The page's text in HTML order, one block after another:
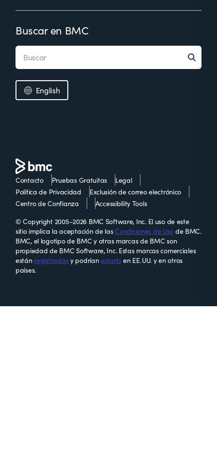
Buscar en BMC
English
Contacto Pruebas Gratuitas
Legal
Política de Privacidad
Exclusión de correo electrónico
Centro de Confianza
Accessibility Tools
© Copyright 2005–2026 BMC Software, Inc. El uso de este
sitio implica la aceptación de lasCondiciones de Uso de BMC.
BMC, el logotipo de BMC y otras marcas de BMC son
propiedad de BMC Software, Inc. Estas marcas comerciales
están registradasy podríanestarlo en EE. UU. y en otros
países.